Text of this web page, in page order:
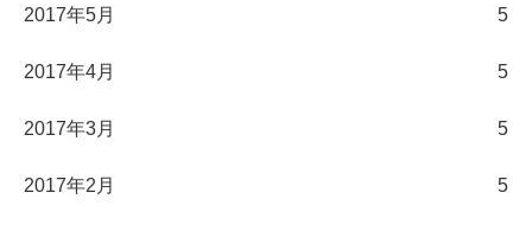
2017年5月 5
2017年4月 5
2017年3月 5
2017年2月 5